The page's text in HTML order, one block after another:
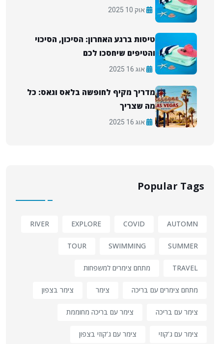
אוק 10 2025
טיסות ברגע האחרון: הסיכון, הסיכוי
והטיפים שיחסכו לכם
אוג 16 2025
מדריך מקיף לחופשה בלאס וגאס: כל
מה שצריך
אוג 16 2025
Popular Tags
AUTOMN
COVID
EXPLORE
RIVER
SUMMER
SWIMMING
TOUR
TRAVEL מתחם צימרים למשפחות
מתחם צימרים עם בריכה צימר צימר בצפון
צימר עם בריכה צימר עם בריכה מחוממת
צימר עם ג'קוזי צימר עם ג'קוזי בצפון